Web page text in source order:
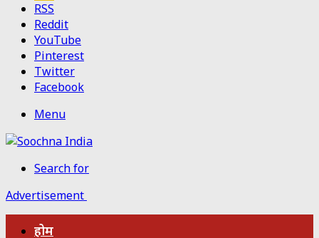
RSS
Reddit
YouTube
Pinterest
Twitter
Facebook
Menu
Search for
Advertisement
होम